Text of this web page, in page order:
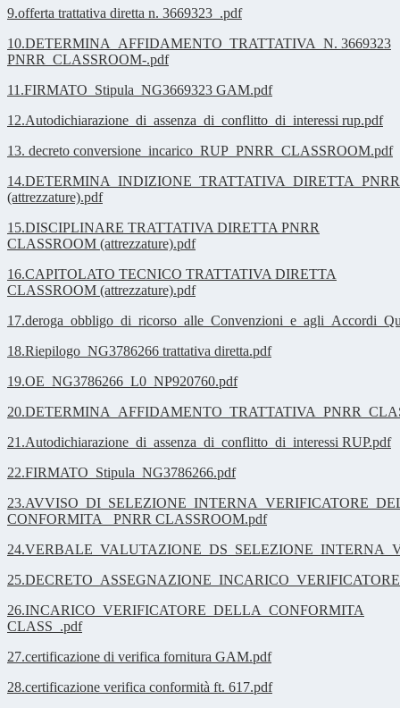
9.offerta trattativa diretta n. 3669323_.pdf
10.DETERMINA_AFFIDAMENTO_TRATTATIVA_N. 3669323
PNRR_CLASSROOM-.pdf
11.FIRMATO_Stipula_NG3669323 GAM.pdf
12.Autodichiarazione_di_assenza_di_conflitto_di_interessi rup.pdf
13. decreto conversione_incarico_RUP_PNRR_CLASSROOM.pdf
(attrezzature).pdf
15.DISCIPLINARE TRATTATIVA DIRETTA PNRR
CLASSROOM (attrezzature).pdf
16.CAPITOLATO TECNICO TRATTATIVA DIRETTA
CLASSROOM (attrezzature).pdf
18.Riepilogo_NG3786266 trattativa diretta.pdf
19.OE_NG3786266_L0_NP920760.pdf
21.Autodichiarazione_di_assenza_di_conflitto_di_interessi RUP.pdf
22.FIRMATO_Stipula_NG3786266.pdf
CONFORMITA_ PNRR CLASSROOM.pdf
26.INCARICO_VERIFICATORE_DELLA_CONFORMITA
CLASS_.pdf
27.certificazione di verifica fornitura GAM.pdf
28.certificazione verifica conformità ft. 617.pdf